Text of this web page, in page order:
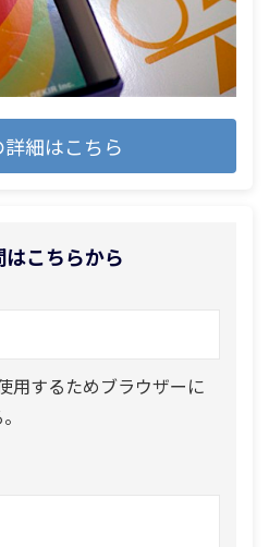
細はこちら
こちらから
用するためブラウザーに